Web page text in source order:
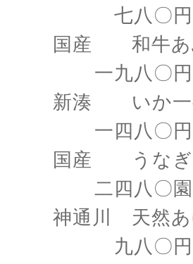
七八〇円
国産 和
一九八〇円
新湊 いか
一四八〇円
国産 うな
二四八〇園
神通川 天然
九八〇円